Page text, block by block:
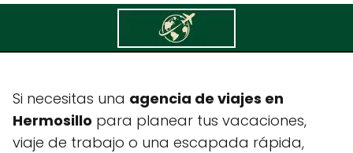
Transportes Aviles
Si necesitas una agencia de viajes en
Hermosillo para planear tus vacaciones,
viaje de trabajo o una escapada rápida,